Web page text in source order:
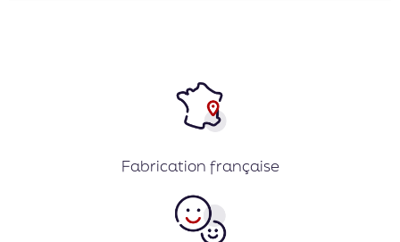
Fabrication française